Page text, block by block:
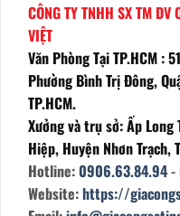
CÔNG TY TNHH SX TM
VIỆT
Văn Phòng Tại TP.HCM :
Phường Bình Trị Đông,
TP.HCM.
Xưởng và trụ sở: Ấp Long
Hiệp, Huyện Nhơn Trạch,
Hotline:0906.63.84.94-
Website:https://